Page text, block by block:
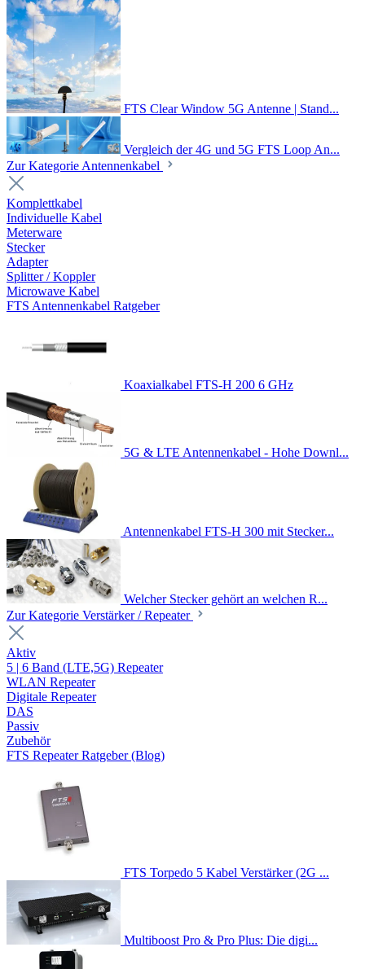
FTS Clear Window 5G Antenne | Stand...
Vergleich der 4G und 5G FTS Loop An...
Zur Kategorie Antennenkabel
Komplettkabel
Individuelle Kabel
Meterware
Stecker
Adapter
Splitter / Koppler
Microwave Kabel
FTS Antennenkabel Ratgeber
Koaxialkabel FTS-H 200 6 GHz
5G & LTE Antennenkabel - Hohe Downl...
Antennenkabel FTS-H 300 mit Stecker...
Welcher Stecker gehört an welchen R...
Zur Kategorie Verstärker / Repeater
Aktiv
5 | 6 Band (LTE,5G) Repeater
WLAN Repeater
Digitale Repeater
DAS
Passiv
Zubehör
FTS Repeater Ratgeber (Blog)
FTS Torpedo 5 Kabel Verstärker (2G ...
Multiboost Pro & Pro Plus: Die digi...